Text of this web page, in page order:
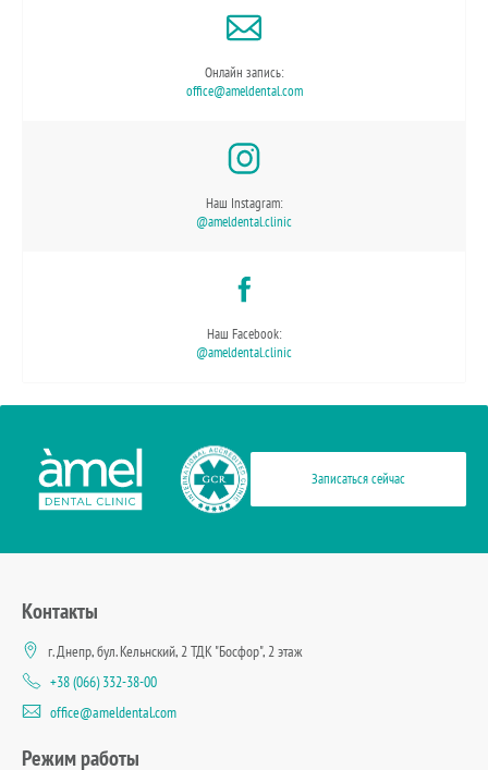
Онлайн запись:
office@ameldental.com
Наш Instagram:
@ameldental.clinic
Наш Facebook:
@ameldental.clinic
Записаться сейчас
Контакты
г. Днепр, бул. Кельнский, 2 ТДК "Босфор", 2 этаж
+38 (066) 332-38-00
office@ameldental.com
Режим работы